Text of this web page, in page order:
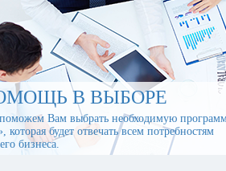
В ВЫБОРЕ
Вам выбрать необходимую
которая будет отвечать всем потребностям
бизнеса.